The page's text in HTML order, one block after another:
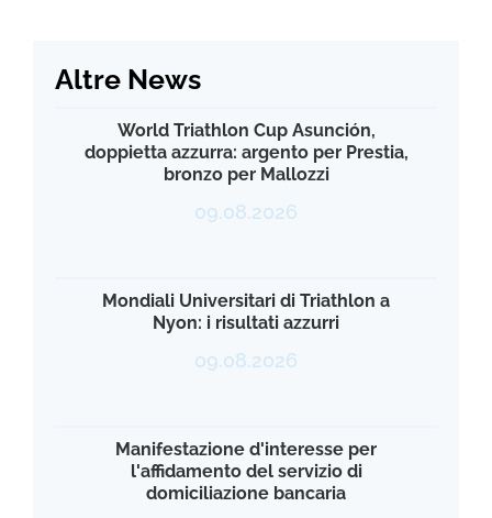
Altre News
World Triathlon Cup Asunción,
doppietta azzurra: argento per Prestia,
bronzo per Mallozzi
09.08.2026
Mondiali Universitari di Triathlon a
Nyon: i risultati azzurri
09.08.2026
Manifestazione d'interesse per
l'affidamento del servizio di
domiciliazione bancaria